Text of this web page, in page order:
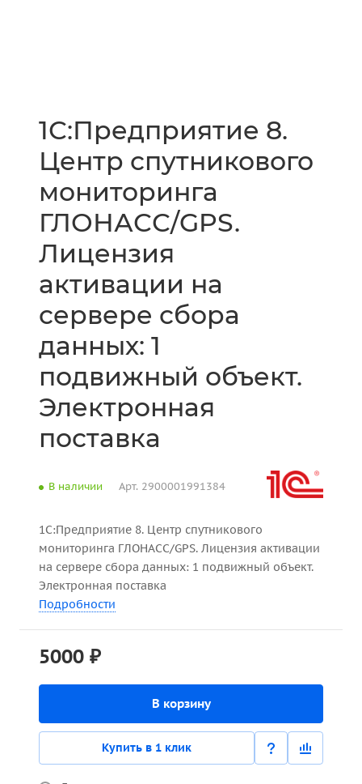
1С:Предприятие 8.
Центр спутникового
мониторинга
ГЛОНАСС/GPS.
Лицензия
активации на
сервере сбора
данных: 1
подвижный объект.
Электронная
поставка
В наличии Арт. 2900001991384
1С:Предприятие 8. Центр спутникового
мониторинга ГЛОНАСС/GPS. Лицензия активации
на сервере сбора данных: 1 подвижный объект.
Электронная поставка
Подробности
5000 ₽
В корзину
Купить в 1 клик